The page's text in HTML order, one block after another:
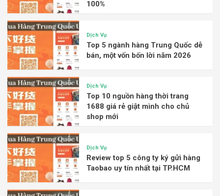
100%
Dịch Vụ
Top 5 ngành hàng Trung Quốc dễ
bán, một vốn bốn lời năm 2026
Dịch Vụ
Top 10 nguồn hàng thời trang
1688 giá rẻ giật mình cho chủ
shop mới
Dịch Vụ
Review top 5 công ty ký gửi hàng
Taobao uy tín nhất tại TP.HCM